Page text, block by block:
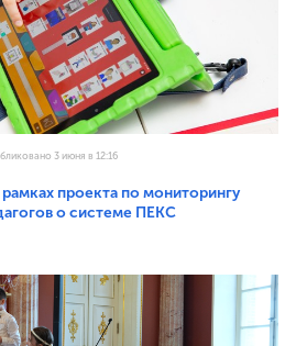
3 июня в 12:16
проекта по мониторингу
о системе ПЕКС